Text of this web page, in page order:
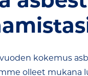
vuoden kokemus
olleet mukana